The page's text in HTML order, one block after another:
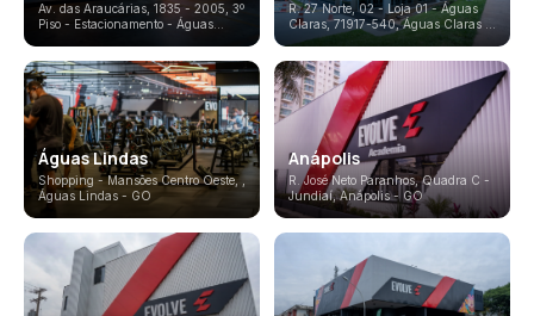
Av. das Araucárias, 1835 - 2005, 3º
Piso - Estacionamento - Águas
R. 27 Norte, 02 - Loja 01 - Águas
Claras, 71917-540,Águas Claras
DF
Águas Lindas
Shopping - Mansões Centro Oeste,
Águas Lindas - GO
Anápolis
R. José Neto Paranhos, Quadra C -
Jundiaí,Anápolis- GO